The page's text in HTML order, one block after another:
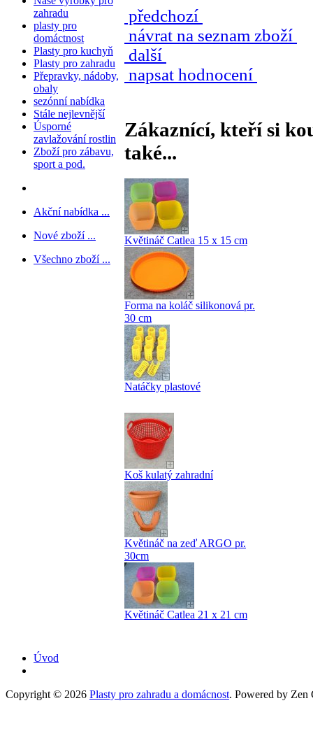
zahradu
plasty pro
domáctnost
Plasty pro kuchyň
Plasty pro zahradu
Přepravky, nádoby,
obaly
sezónní nabídka
Stále nejlevnější
Úsporné
zavlažování rostlin
Zboží pro zábavu,
sport a pod.
Akční nabídka ...
Nové zboží ...
Všechno zboží ...
předchozí
návrat na seznam zboží
další
napsat hodnocení
Zákaznící, kteří si
také...
Květináč Catlea 15 x 15 cm
Forma na koláč silikonová pr.
30 cm
Natáčky plastové
Koš kulatý zahradní
Květináč na zeď ARGO pr.
30cm
Květináč Catlea 21 x 21 cm
Úvod
Copyright © 2026 Plasty pro zahradu a domácnost. Powered by Zen